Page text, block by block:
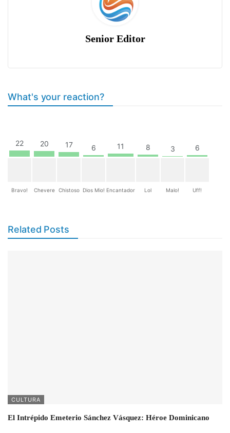
Senior Editor
What's your reaction?
22
Bravo!
20
Chevere
17
Chistoso
6
Dios Mio!
11
Encantador
8
Lol
3
Malo!
6
Uff!
Related Posts
CULTURA
El Intrépido Emeterio Sánchez Vásquez: Héroe Dominicano